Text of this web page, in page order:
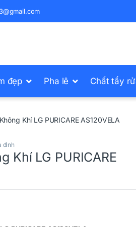
đẹp Pha lê Chất tẩy
Khí LG PURICARE AS120VELA
đình
Khí LG PURICARE